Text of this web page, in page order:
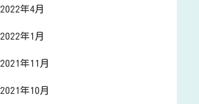
2022年4月
2022年1月
2021年11月
2021年10月